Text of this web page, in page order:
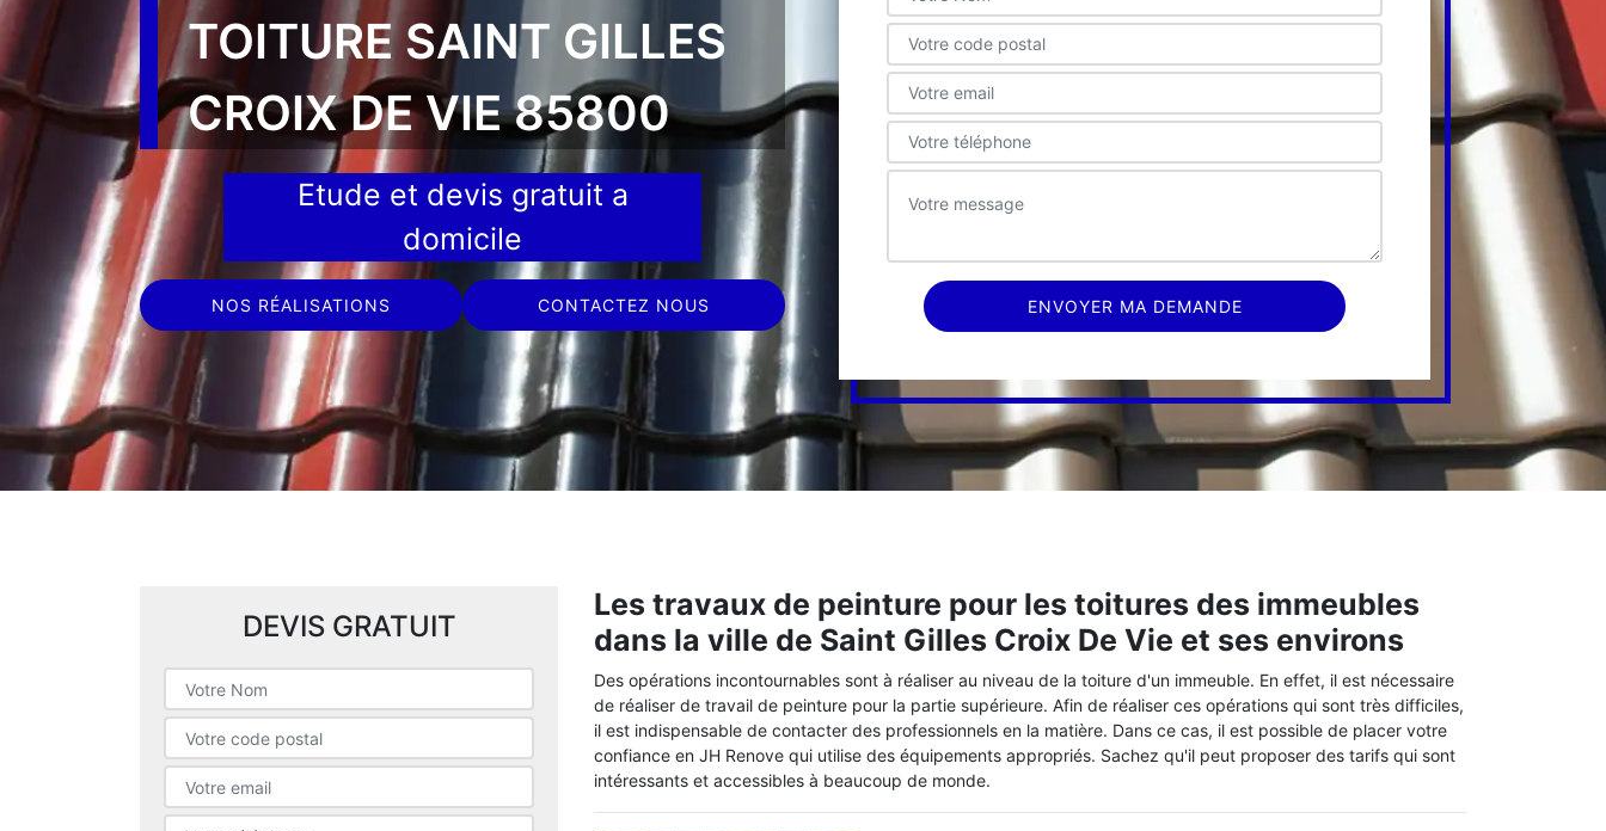
TOITURE SAINT GILLES
CROIX DE VIE 85800
Etude et devis gratuit a
domicile
NOS RÉALISATIONS CONTACTEZ NOUS
DEVIS GRATUIT
Les travaux de peinture pour les toitures des immeubles
dans la ville de Saint Gilles Croix De Vie et ses environs
Des opérations incontournables sont à réaliser au niveau de la toiture d'un immeuble. En effet, il est nécessaire
de réaliser de travail de peinture pour la partie supérieure. Afin de réaliser ces opérations qui sont très difficiles,
il est indispensable de contacter des professionnels en la matière. Dans ce cas, il est possible de placer votre
confiance en JH Renove qui utilise des équipements appropriés. Sachez qu'il peut proposer des tarifs qui sont
intéressants et accessibles à beaucoup de monde.